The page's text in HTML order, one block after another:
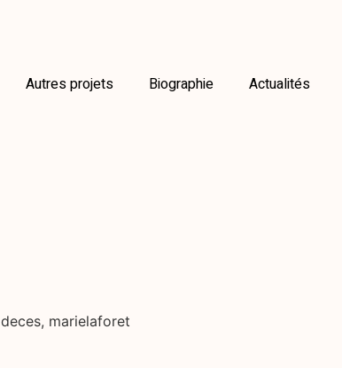
Autres projets Biographie Actualités
deces, marielaforet